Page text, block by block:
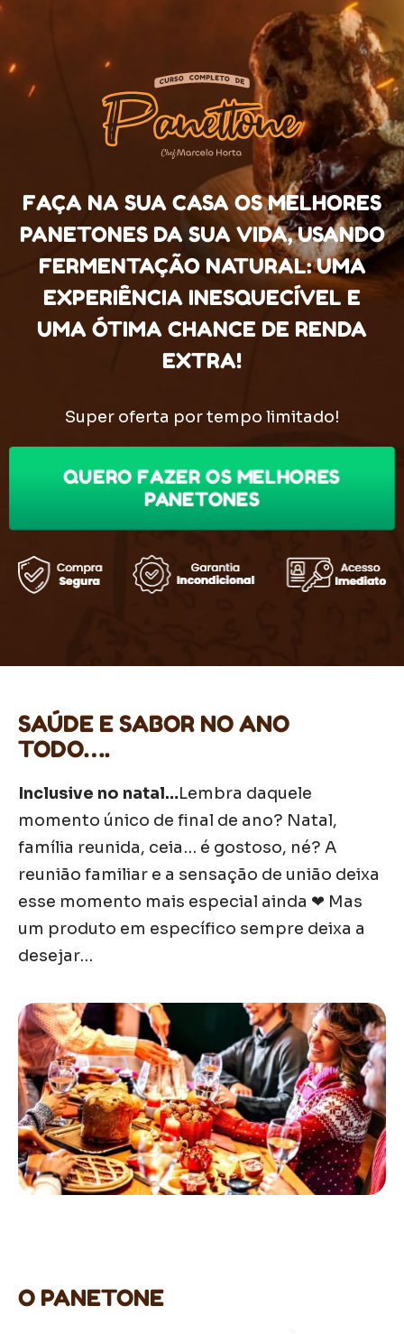
FAÇA NA SUA CASA OS MELHORES
PANETONES DA SUA VIDA, USANDO
FERMENTAÇÃO NATURAL: UMA
EXPERIÊNCIA INESQUECÍVEL E
UMA ÓTIMA CHANCE DE RENDA
EXTRA!
Super oferta por tempo limitado!
QUERO FAZER OS MELHORES
PANETONES
SAÚDE E SABOR NO ANO
TODO….
Inclusive no natal…Lembra daquele
momento único de final de ano? Natal,
família reunida, ceia… é gostoso, né? A
reunião familiar e a sensação de união deixa
esse momento mais especial ainda ❤ Mas
um produto em específico sempre deixa a
desejar…
O PANETONE